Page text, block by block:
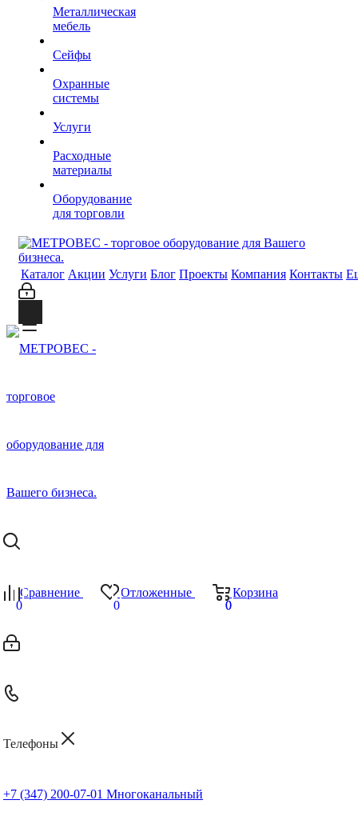
Металлическая
мебель
Сейфы
Охранные
системы
Услуги
Расходные
материалы
Оборудование
для торговли
Каталог Акции Услуги Блог Проекты Компания Контакты
Сравнение
0
Отложенные
0
Корзина
0
0
Телефоны
+7 (347) 200-07-01 Многоканальный